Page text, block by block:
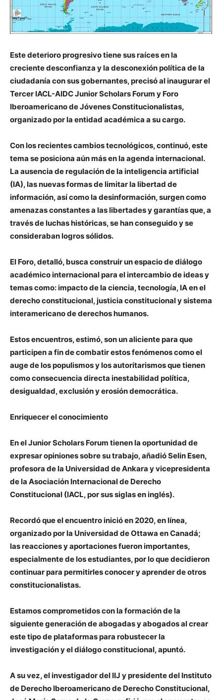
Este deterioro progresivo tiene sus raíces en la
creciente desconfianza y la desconexión política de la
ciudadanía con sus gobernantes, precisó al inaugurar el
Tercer IACL-AIDC Junior Scholars Forum y Foro
Iberoamericano de Jóvenes Constitucionalistas,
organizado por la entidad académica a su cargo.
Con los recientes cambios tecnológicos, continuó, este
tema se posiciona aún más en la agenda internacional.
La ausencia de regulación de la inteligencia artificial
(IA), las nuevas formas de limitar la libertad de
información, así como la desinformación, surgen como
amenazas constantes a las libertades y garantías que, a
través de luchas históricas, se han conseguido y se
consideraban logros sólidos.
El Foro, detalló, busca construir un espacio de diálogo
académico internacional para el intercambio de ideas y
temas como: impacto de la ciencia, tecnología, IA en el
derecho constitucional, justicia constitucional y sistema
interamericano de derechos humanos.
Estos encuentros, estimó, son un aliciente para que
participen a fin de combatir estos fenómenos como el
auge de los populismos y los autoritarismos que tienen
como consecuencia directa inestabilidad política,
desigualdad, exclusión y erosión democrática.
Enriquecer el conocimiento
En el Junior Scholars Forum tienen la oportunidad de
expresar opiniones sobre su trabajo, añadió Selin Esen,
profesora de la Universidad de Ankara y vicepresidenta
de la Asociación Internacional de Derecho
Constitucional (IACL, por sus siglas en inglés).
Recordó que el encuentro inició en 2020, en línea,
organizado por la Universidad de Ottawa en Canadá;
las reacciones y aportaciones fueron importantes,
especialmente de los estudiantes, por lo que decidieron
continuar para permitirles conocer y aprender de otros
constitucionalistas.
Estamos comprometidos con la formación de la
siguiente generación de abogadas y abogados al crear
este tipo de plataformas para robustecer la
investigación y el diálogo constitucional, apuntó.
A su vez, el investigador del IIJ y presidente del Instituto
de Derecho Iberoamericano de Derecho Constitucional,